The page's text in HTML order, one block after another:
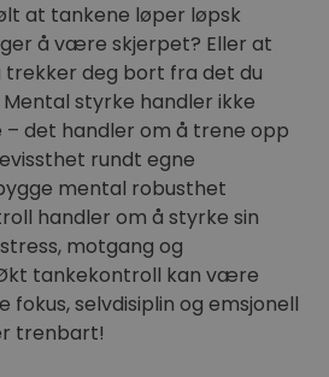
at tankene løper løpsk
å være skjerpet? Eller at
trekker deg bort fra det du
styrke handler ikke
– det handler om å trene opp
rundt egne
mental robusthet
handler om å styrke sin
motgang og
tankekontroll kan være
selvdisiplin og emsjonell
trenbart!